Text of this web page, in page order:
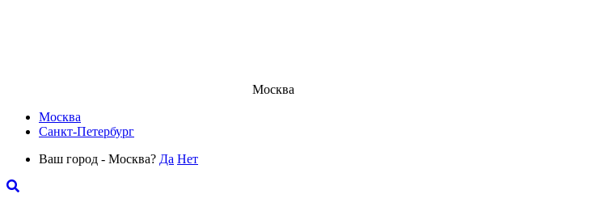
Москва
Москва
Санкт-Петербург
Ваш город - Москва? Да Нет